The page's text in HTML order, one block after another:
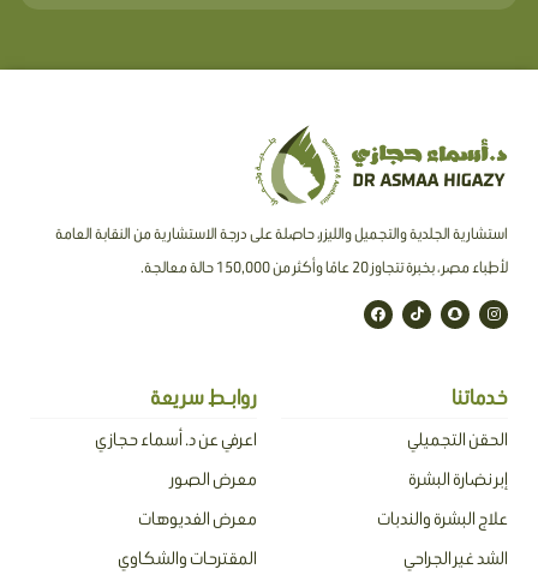
استشارية الجلدية والتجميل والليزر، حاصلة على درجة الاستشارية من النقابة العامة
لأطباء مصر ، بخبرة تتجاوز 20 عامًا وأكثر من 150,000 حالة معالجة.
I
n
s
a
S
n
a
a
t
T
i
k
F
a
c
خدماتنا
الحقن التجميلي
إبر نضارة البشرة
علاج البشرة والندبات
الشد غير الجراحي
روابـط سريعة
اعرفي عن د. أسماء حجازي
معرض الصور
معرض الفديوهات
المقترحات والشكاوي